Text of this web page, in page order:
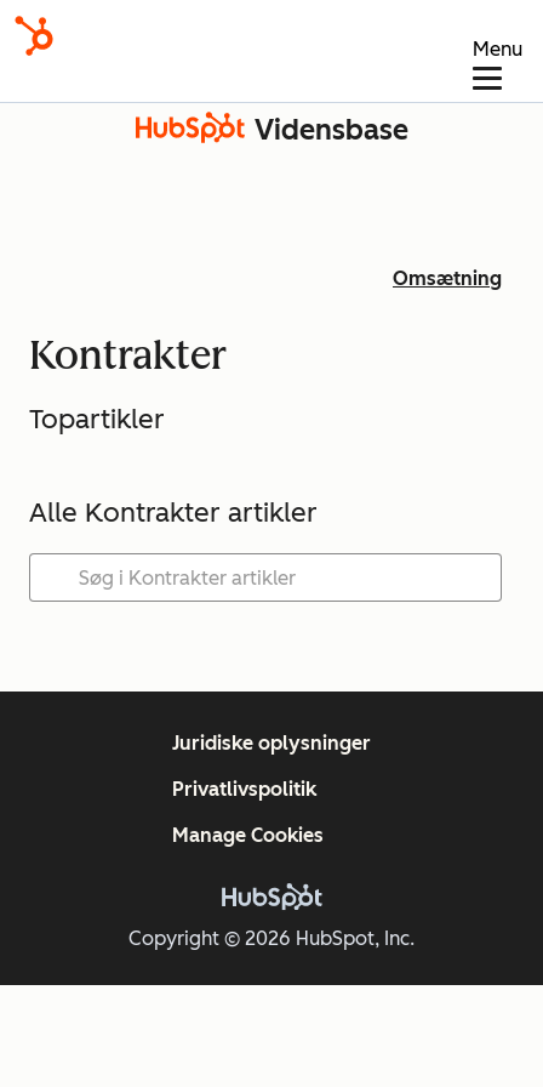
Menu
Vidensbase
Omsætning
Kontrakter
Topartikler
Alle Kontrakter artikler
Copyright © 2026 HubSpot, Inc.
Juridiske oplysninger
Privatlivspolitik
Manage Cookies